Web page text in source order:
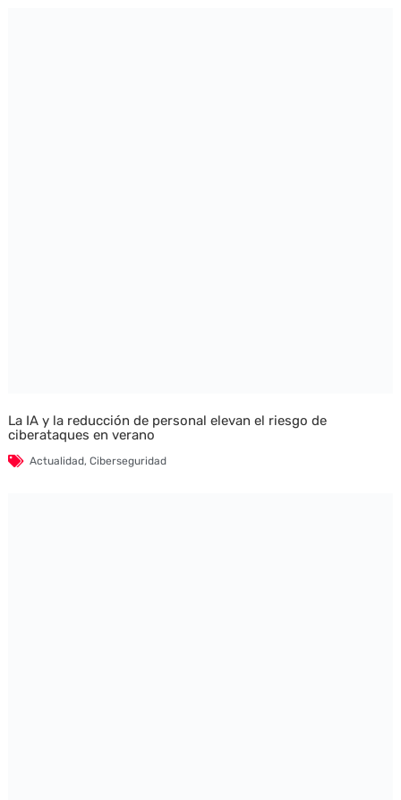
La IA y la reducción de personal elevan el riesgo de
ciberataques en verano
Actualidad, Ciberseguridad